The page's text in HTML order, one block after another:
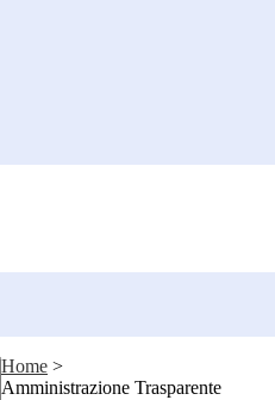
Home >
Amministrazione Trasparente